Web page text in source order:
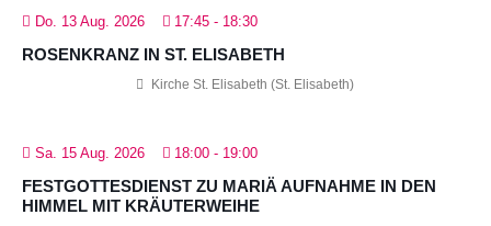
Do. 13 Aug. 2026 17:45 - 18:30
ROSENKRANZ IN ST. ELISABETH
Kirche St. Elisabeth (St. Elisabeth)
Sa. 15 Aug. 2026 18:00 - 19:00
FESTGOTTESDIENST ZU MARIÄ AUFNAHME IN DEN
HIMMEL MIT KRÄUTERWEIHE